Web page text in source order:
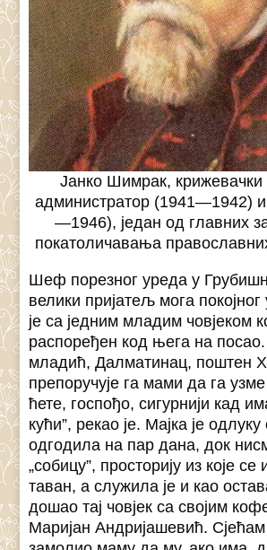
Јанко Шимрак, крижевачки
администратор (1941—1942)
—1946), један од главних
покатоличавања
Шеф порезног уреда у
велики пријатељ мога
је са једним младим човјеком
распоређен код њега на
младић, Далматинац, поштен
препоручује га мами да га
ћете, госпођо, сигурнији кад
кући”, рекао је. Мајка је
одгодила на пар дана, док
„собицу”, просторију из које
таван, а служила је и као
дошао тај човјек са својим
Маријан Андријашевић. Сјећам